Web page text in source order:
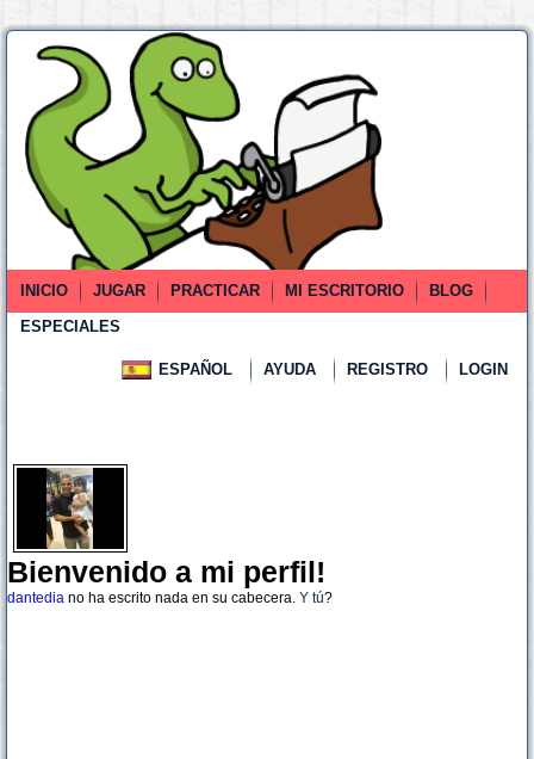
INICIO JUGAR PRACTICAR MI ESCRITORIO
BLOG
ESPECIALES
ESPAÑOL AYUDA REGISTRO LOGIN
Bienvenido a mi perfil!
dantedia no ha escrito nada en su cabecera. Y tú?